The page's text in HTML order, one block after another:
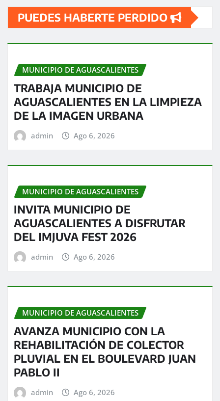
PUEDES HABERTE PERDIDO
MUNICIPIO DE AGUASCALIENTES
TRABAJA MUNICIPIO DE
AGUASCALIENTES EN LA LIMPIEZA
DE LA IMAGEN URBANA
admin Ago 6, 2026
MUNICIPIO DE AGUASCALIENTES
INVITA MUNICIPIO DE
AGUASCALIENTES A DISFRUTAR
DEL IMJUVA FEST 2026
admin Ago 6, 2026
MUNICIPIO DE AGUASCALIENTES
AVANZA MUNICIPIO CON LA
REHABILITACIÓN DE COLECTOR
PLUVIAL EN EL BOULEVARD JUAN
PABLO II
admin Ago 6, 2026